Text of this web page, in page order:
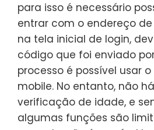
para isso é necessário
entrar com o endereço
na tela inicial de login,
código que foi enviado por
processo é possível usar o
mobile. No entanto, não
verificação de idade, e
algumas funções são